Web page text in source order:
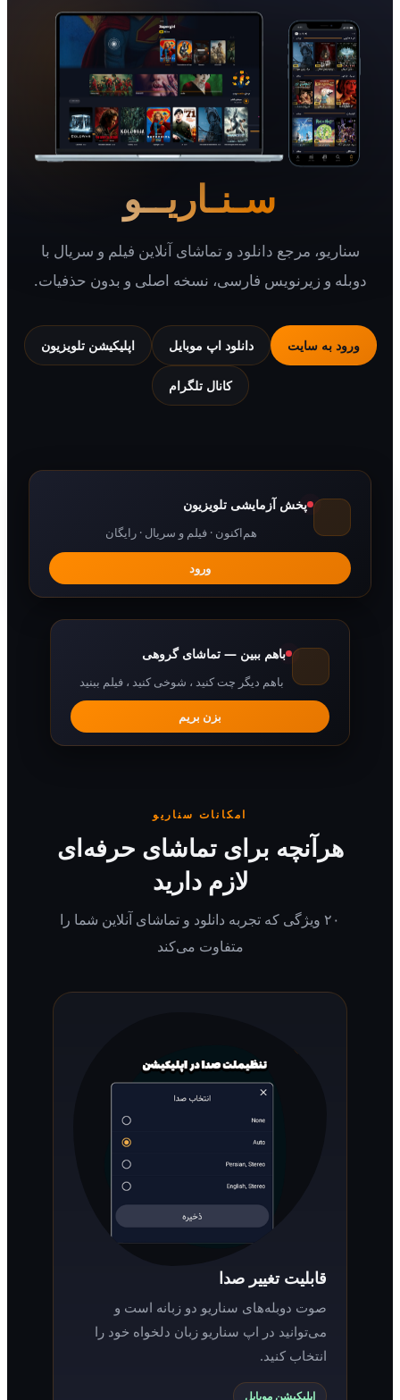
سـنـاریــو
مرجع دانلود و تماشای آنلاین فیلم و سریال با
و زیرنویس فارسی، نسخه اصلی و بدون حذفیات.
به سایت دانلود اپ موبایل اپلیکیشن تلویزیون
کانال تلگرام
پخش آزمایشی تلویزیون
هم‌اکنون · فیلم و سریال · رایگان
باهم ببین — تماشای گروهی
باهم دیگر چت کنید ، شوخی کنید ، فیلم ببنید
امکانات سناریو
برای تماشای حرفه‌ای
لازم دارید
۲۰ ویژگی که تجربه دانلود و تماشای آنلاین شما را
متفاوت می‌کند
قابلیت تغییر صدا
صوت دوبله‌های سناریو دو زبانه است و
می‌توانید در اپ سناریو زبان دلخواه خود را
انتخاب کنید.
اپلیکیشن موبایل